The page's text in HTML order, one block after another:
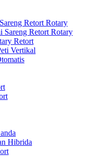
Retort Rotary
Sareng Retort Rotary
Retort
Vertikal
Hibrida